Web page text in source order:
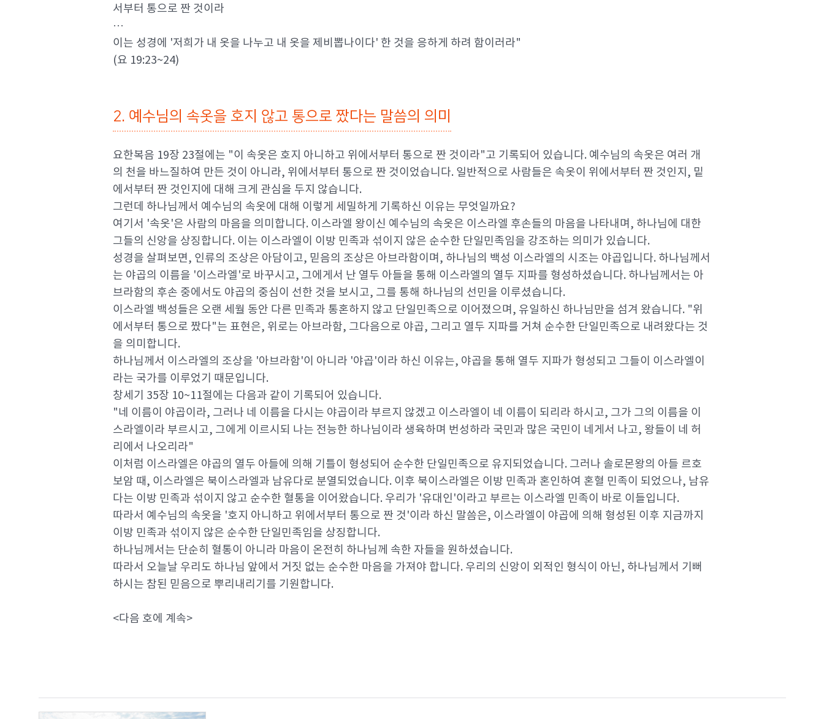
서부터 통으로 짠 것이라
···
이는 성경에 '저희가 내 옷을 나누고 내 옷을 제비뽑나이다' 한 것을 응하게 하려 함이러라"
(요 19:23~24)
2. 예수님의 속옷을 호지 않고 통으로 짰다는 말씀의 의미
요한복음 19장 23절에는 "이 속옷은 호지 아니하고 위에서부터 통으로 짠 것이라"고 기록되어 있습니다. 예수님의 속옷은 여러 개
의 천을 바느질하여 만든 것이 아니라, 위에서부터 통으로 짠 것이었습니다. 일반적으로 사람들은 속옷이 위에서부터 짠 것인지, 밑
에서부터 짠 것인지에 대해 크게 관심을 두지 않습니다.
그런데 하나님께서 예수님의 속옷에 대해 이렇게 세밀하게 기록하신 이유는 무엇일까요?
여기서 '속옷'은 사람의 마음을 의미합니다. 이스라엘 왕이신 예수님의 속옷은 이스라엘 후손들의 마음을 나타내며, 하나님에 대한
그들의 신앙을 상징합니다. 이는 이스라엘이 이방 민족과 섞이지 않은 순수한 단일민족임을 강조하는 의미가 있습니다.
성경을 살펴보면, 인류의 조상은 아담이고, 믿음의 조상은 아브라함이며, 하나님의 백성 이스라엘의 시조는 야곱입니다. 하나님께서
는 야곱의 이름을 '이스라엘'로 바꾸시고, 그에게서 난 열두 아들을 통해 이스라엘의 열두 지파를 형성하셨습니다. 하나님께서는 아
브라함의 후손 중에서도 야곱의 중심이 선한 것을 보시고, 그를 통해 하나님의 선민을 이루셨습니다.
이스라엘 백성들은 오랜 세월 동안 다른 민족과 통혼하지 않고 단일민족으로 이어졌으며, 유일하신 하나님만을 섬겨 왔습니다. "위
에서부터 통으로 짰다"는 표현은, 위로는 아브라함, 그다음으로 야곱, 그리고 열두 지파를 거쳐 순수한 단일민족으로 내려왔다는 것
을 의미합니다.
하나님께서 이스라엘의 조상을 '아브라함'이 아니라 '야곱'이라 하신 이유는, 야곱을 통해 열두 지파가 형성되고 그들이 이스라엘이
라는 국가를 이루었기 때문입니다.
창세기 35장 10~11절에는 다음과 같이 기록되어 있습니다.
"네 이름이 야곱이라, 그러나 네 이름을 다시는 야곱이라 부르지 않겠고 이스라엘이 네 이름이 되리라 하시고, 그가 그의 이름을 이
스라엘이라 부르시고, 그에게 이르시되 나는 전능한 하나님이라 생육하며 번성하라 국민과 많은 국민이 네게서 나고, 왕들이 네 허
리에서 나오리라"
이처럼 이스라엘은 야곱의 열두 아들에 의해 기틀이 형성되어 순수한 단일민족으로 유지되었습니다. 그러나 솔로몬왕의 아들 르호
보암 때, 이스라엘은 북이스라엘과 남유다로 분열되었습니다. 이후 북이스라엘은 이방 민족과 혼인하여 혼혈 민족이 되었으나, 남유
다는 이방 민족과 섞이지 않고 순수한 혈통을 이어왔습니다. 우리가 '유대인'이라고 부르는 이스라엘 민족이 바로 이들입니다.
따라서 예수님의 속옷을 '호지 아니하고 위에서부터 통으로 짠 것'이라 하신 말씀은, 이스라엘이 야곱에 의해 형성된 이후 지금까지
이방 민족과 섞이지 않은 순수한 단일민족임을 상징합니다.
하나님께서는 단순히 혈통이 아니라 마음이 온전히 하나님께 속한 자들을 원하셨습니다.
따라서 오늘날 우리도 하나님 앞에서 거짓 없는 순수한 마음을 가져야 합니다. 우리의 신앙이 외적인 형식이 아닌, 하나님께서 기뻐
하시는 참된 믿음으로 뿌리내리기를 기원합니다.
<다음 호에 계속>